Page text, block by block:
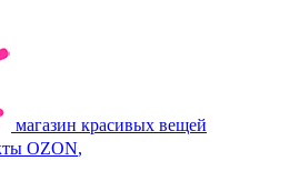
магазин красивых вещей
OZON,